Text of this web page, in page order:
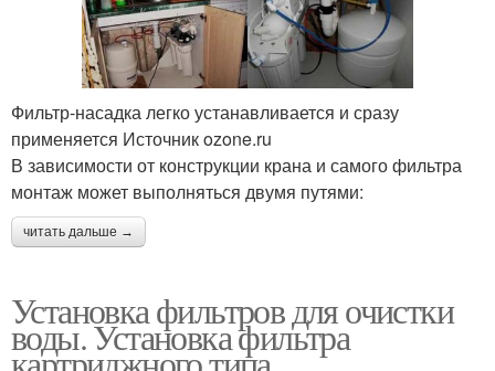
Фильтр-насадка легко устанавливается и сразу
применяется Источник ozone.ru
В зависимости от конструкции крана и самого фильтра
монтаж может выполняться двумя путями:
читать дальше →
Установка фильтров для очистки
воды. Установка фильтра